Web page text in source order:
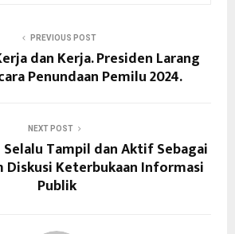
PREVIOUS POST
dan Kerja. Presiden Larang
Penundaan Pemilu 2024.
NEXT POST
Selalu Tampil dan Aktif Sebagai
Diskusi Keterbukaan Informasi
Publik